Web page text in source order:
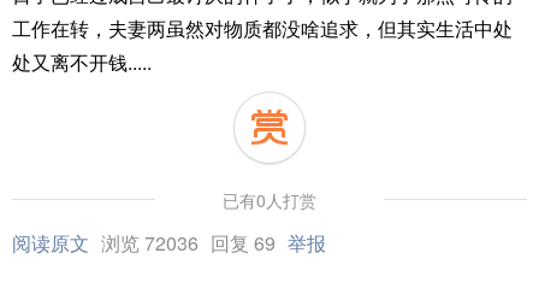
工作在转，夫妻两虽然对物质都没啥追求，但其实生活中处
处又离不开钱.....
已有0人打赏
阅读原文 浏览 72036 回复 69 举报